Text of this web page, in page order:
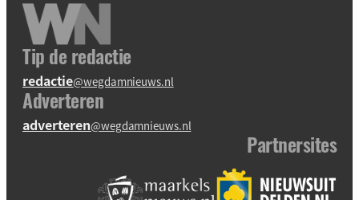
Tip de redactie
redactie@wegdamnieuws.nl
Adverteren
adverteren@wegdamnieuws.nl
Partnersites